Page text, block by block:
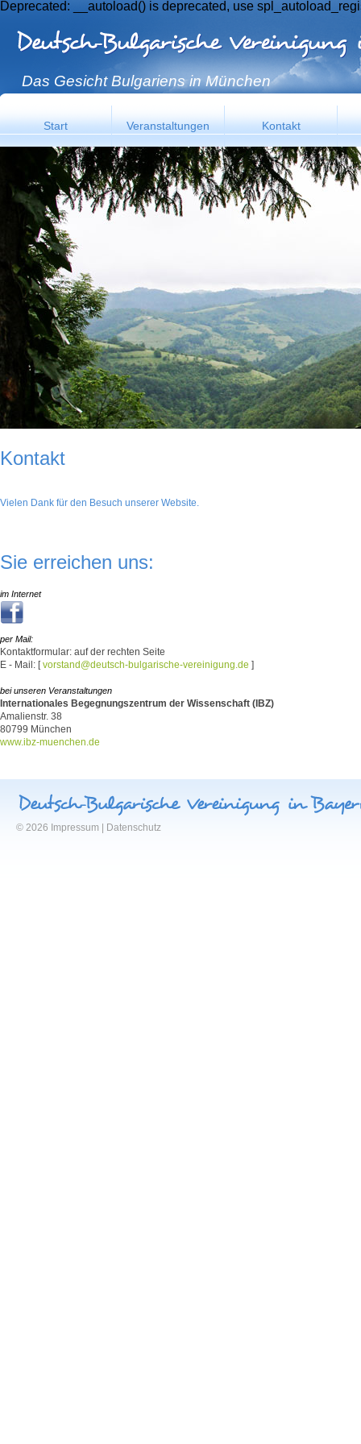
Deprecated: __autoload() is deprecated, use
Das Gesicht Bulgariens in München
Start Veranstaltungen Kontakt
Kontakt
Vielen Dank für den Besuch unserer Website.
Sie erreichen uns:
im Internet
per Mail:
Kontaktformular: auf der rechten Seite
E - Mail: [vorstand@deutsch-bulgarische-vereinigung.de ]
bei unseren Veranstaltungen
Internationales Begegnungszentrum der Wissenschaft (IBZ)
Amalienstr. 38
80799 München
www.ibz-muenchen.de
© 2026 Impressum Datenschutz